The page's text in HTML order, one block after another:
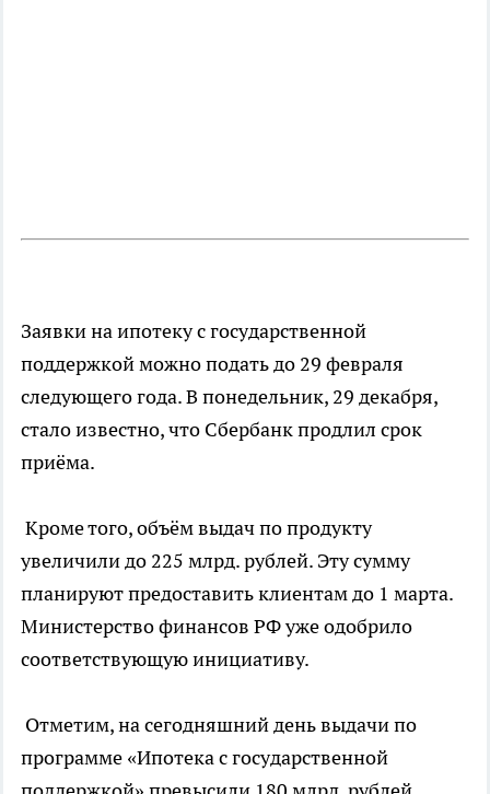
Заявки на ипотеку с государственной
поддержкой можно подать до 29 февраля
следующего года. В понедельник, 29 декабря,
стало известно, что Сбербанк продлил срок
приёма.
Кроме того, объём выдач по продукту
увеличили до 225 млрд. рублей. Эту сумму
планируют предоставить клиентам до 1 марта.
Министерство финансов РФ уже одобрило
соответствующую инициативу.
Отметим, на сегодняшний день выдачи по
программе «Ипотека с государственной